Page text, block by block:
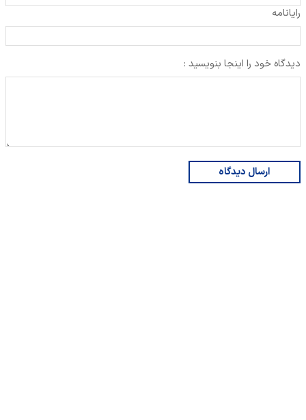
رایانامه
دیدگاه خود را اینجا بنویسید :
ارسال دیدگاه